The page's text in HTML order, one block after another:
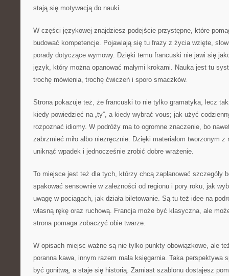
stają się motywacją do nauki.
W części językowej znajdziesz podejście przystępne, które
budować kompetencje. Pojawiają się tu frazy z życia wzięte,
porady dotyczące wymowy. Dzięki temu francuski nie jawi się
język, który można opanować małymi krokami. Nauka jest tu
trochę mówienia, trochę ćwiczeń i sporo smaczków.
Strona pokazuje też, że francuski to nie tylko gramatyka, lecz
kiedy powiedzieć na „ty”, a kiedy wybrać vous; jak użyć
rozpoznać idiomy. W podróży ma to ogromne znaczenie, bo
zabrzmieć miło albo niezręcznie. Dzięki materiałom tworzonym z
uniknąć wpadek i jednocześnie zrobić dobre wrażenie.
To miejsce jest też dla tych, którzy chcą zaplanować szczegóły
spakować sensownie w zależności od regionu i pory roku, jak
uwagę w pociągach, jak działa biletowanie. Są tu też idee na
własną rękę oraz ruchową. Francja może być klasyczna, ale
strona pomaga zobaczyć obie twarze.
W opisach miejsc ważne są nie tylko punkty obowiązkowe, ale
poranna kawa, innym razem mała księgarnia. Taka perspektywa
być gonitwą, a staje się historią. Zamiast szablonu dostajesz